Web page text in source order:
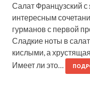
Салат Французский
интересным
гурманов с первой
Сладкие ноты в
кислыми, а
Имеет ли это…